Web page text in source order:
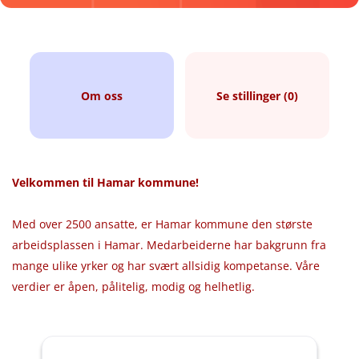
Om oss Se stillinger (0)
Velkommen til Hamar kommune!
Med over 2500 ansatte, er Hamar kommune den største
arbeidsplassen i Hamar. Medarbeiderne har bakgrunn fra
mange ulike yrker og har svært allsidig kompetanse. Våre
verdier er åpen, pålitelig, modig og helhetlig.